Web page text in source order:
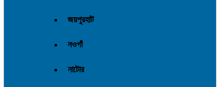
জয়পুরহাট
নওগাঁ
নাটোর